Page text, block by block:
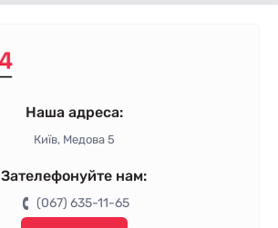
Наша адреса:
Київ, Медова 5
Зателефонуйте нам:
(067) 635-11-65